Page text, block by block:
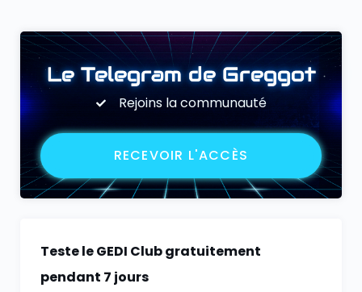
Teste le GEDI Club gratuitement
pendant 7 jours
Le Telegram de Greggot
Rejoins la communauté
RECEVOIR L'ACCÈS